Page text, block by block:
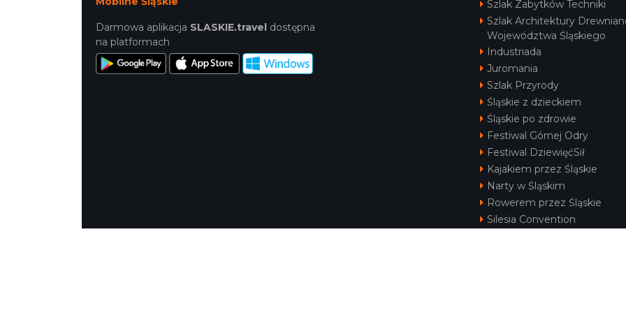
Darmowa aplikacja SLASKIE.travel dostępna
na platformach
Szlak Zabytków Techniki
Szlak Architektury
Województwa Śląskiego
Industriada
Juromania
Szlak Przyrody
Śląskie z dzieckiem
Śląskie po zdrowie
Festiwal Górnej Odry
Festiwal DziewięćSił
Kajakiem przez Śląskie
Narty w Śląskim
Rowerem przez Śląskie
Silesia Convention